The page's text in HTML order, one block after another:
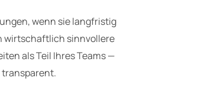
wenn sie langfristig
wirtschaftlich sinnvollere
als Teil Ihres Teams —